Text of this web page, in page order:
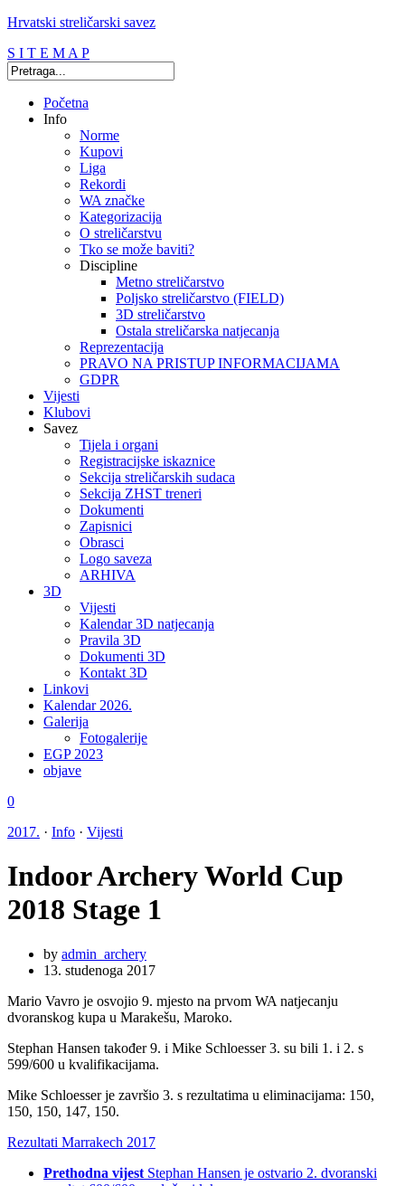
Hrvatski streličarski savez
S I T E M A P
Početna
Info
Norme
Kupovi
Liga
Rekordi
WA značke
Kategorizacija
O streličarstvu
Tko se može baviti?
Discipline
Metno streličarstvo
Poljsko streličarstvo (FIELD)
3D streličarstvo
Ostala streličarska natjecanja
Reprezentacija
PRAVO NA PRISTUP INFORMACIJAMA
GDPR
Vijesti
Klubovi
Savez
Tijela i organi
Registracijske iskaznice
Sekcija streličarskih sudaca
Sekcija ZHST treneri
Dokumenti
Zapisnici
Obrasci
Logo saveza
ARHIVA
3D
Vijesti
Kalendar 3D natjecanja
Pravila 3D
Dokumenti 3D
Kontakt 3D
Linkovi
Kalendar 2026.
Galerija
Fotogalerije
EGP 2023
objave
0
2017. · Info · Vijesti
Indoor Archery World Cup
2018 Stage 1
by admin_archery
13. studenoga 2017
Mario Vavro je osvojio 9. mjesto na prvom WA natjecanju
dvoranskog kupa u Marakešu, Maroko.
Stephan Hansen također 9. i Mike Schloesser 3. su bili 1. i 2. s
599/600 u kvalifikacijama.
Mike Schloesser je završio 3. s rezultatima u eliminacijama: 150,
150, 150, 147, 150.
Rezultati Marrakech 2017
Prethodna vijest Stephan Hansen je ostvario 2. dvoranski